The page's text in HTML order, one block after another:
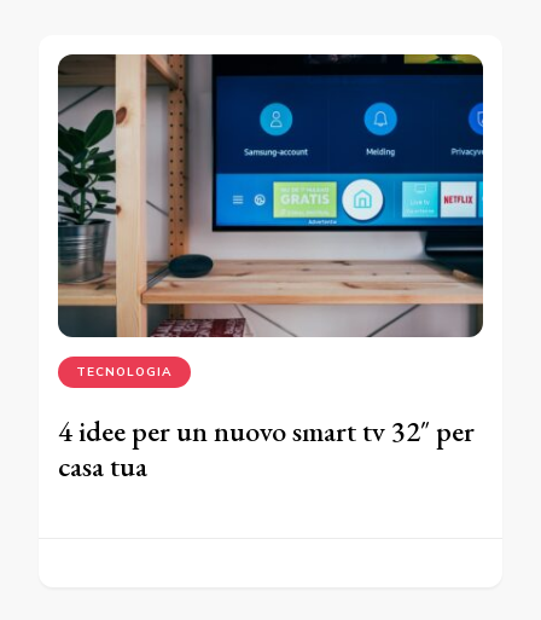
TECNOLOGIA
4 idee per un nuovo smart tv 32″ per
casa tua